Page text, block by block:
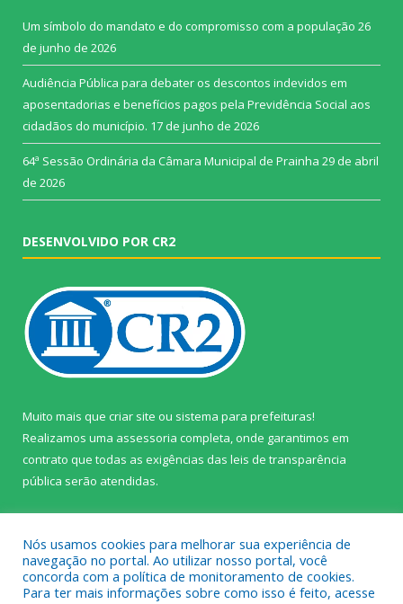
Um símbolo do mandato e do compromisso com a população 26
de junho de 2026
Audiência Pública para debater os descontos indevidos em
aposentadorias e benefícios pagos pela Previdência Social aos
cidadãos do município. 17 de junho de 2026
64ª Sessão Ordinária da Câmara Municipal de Prainha 29 de abril
de 2026
DESENVOLVIDO POR CR2
Muito mais que criar site ou sistema para prefeituras!
Realizamos uma assessoria completa, onde garantimos em
contrato que todas as exigências das leis de transparência
pública serão atendidas.
Nós usamos cookies para melhorar sua experiência de
navegação no portal. Ao utilizar nosso portal, você
concorda com a política de monitoramento de cookies.
Para ter mais informações sobre como isso é feito, acesse